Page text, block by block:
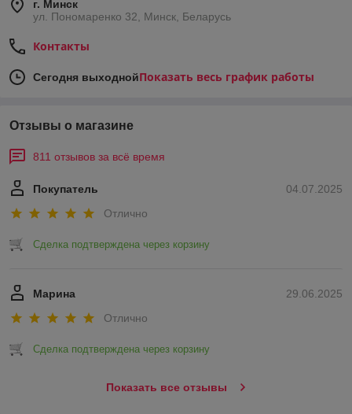
г. Минск
ул. Пономаренко 32, Минск, Беларусь
Контакты
Сегодня выходнойПоказать весь график работы
Отзывы о магазине
811 отзывов за всё время
04.07.2025
Покупатель
Отлично
Сделка подтверждена через корзину
29.06.2025
Марина
Отлично
Сделка подтверждена через корзину
Показать все отзывы